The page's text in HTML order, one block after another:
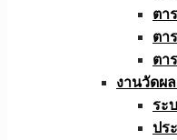
ตา
ตา
ตา
งานวัดผล
ระ
ปร